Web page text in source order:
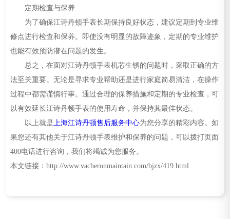
定期检查与保养
为了确保江诗丹顿手表长期保持良好状态，建议定期到专业维
修点进行检查和保养。即使没有明显的故障迹象，定期的专业维护
也能有效预防潜在问题的发生。
总之，在面对江诗丹顿手表机芯生锈的问题时，采取正确的方
法至关重要。无论是寻求专业帮助还是进行家庭简易清洁，在操作
过程中都需谨慎行事。通过合理的保养措施和定期的专业检查，可
以有效延长江诗丹顿手表的使用寿命，并保持其最佳状态。
以上就是上海江诗丹顿售后服务中心为您分享的精彩内容。如
果您还有其他关于江诗丹顿手表维护和保养的问题，可以拨打页面
400电话进行咨询，我们将竭诚为您服务。
本文链接：http://www.vacheronmaintain.com/bjzx/419.html